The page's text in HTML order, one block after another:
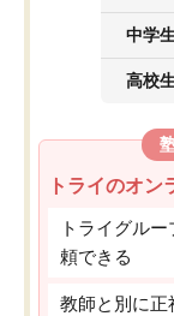
中学生
高校生
トライのオン
トライグル
頼できる
教師と別に正